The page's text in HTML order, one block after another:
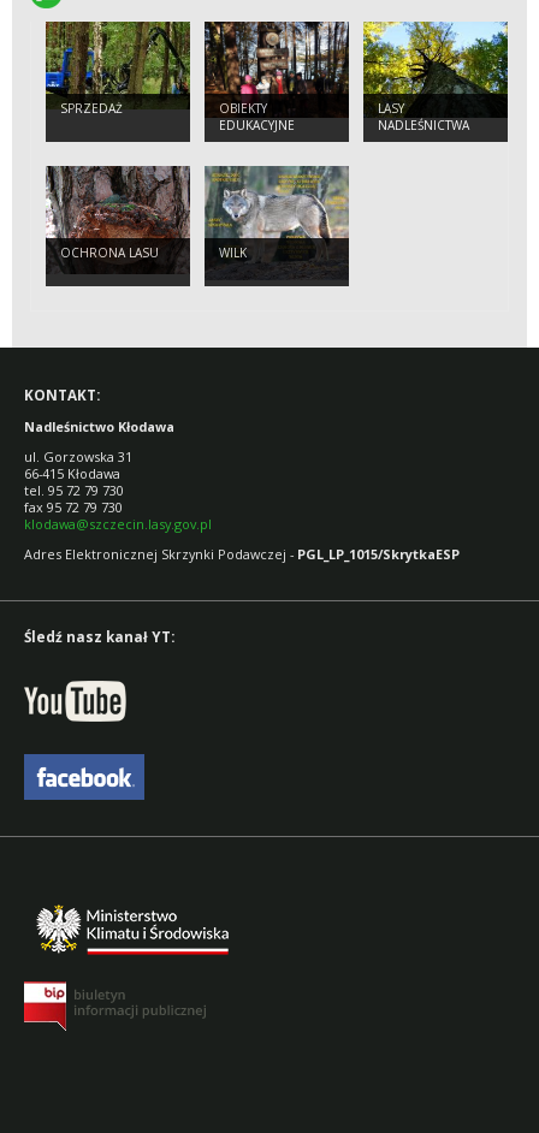
SPRZEDAŻ
OBIEKTY
EDUKACYJNE
LASY
NADLEŚNICTWA
KŁODAWA
OCHRONA LASU WILK
KONTAKT:
Nadleśnictwo Kłodawa
ul. Gorzowska 31
66-415 Kłodawa
tel. 95 72 79 730
fax 95 72 79 730
klodawa@szczecin.lasy.gov.pl
Adres Elektronicznej Skrzynki Podawczej - PGL_LP_1015/SkrytkaESP
Śledź nasz kanał YT: